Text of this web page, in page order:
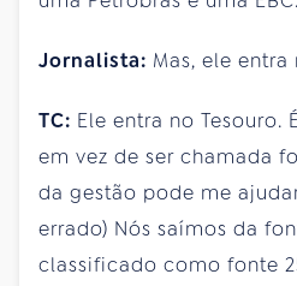
Jornalista: Mas, ele entra
TC: Ele entra no Tesouro.
em vez de ser chamada
da gestão pode me
errado) Nós saímos da
classificado como fonte